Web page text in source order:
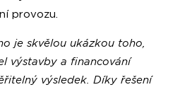
provozu.
je skvělou ukázkou toho,
výstavby a financování
výsledek. Díky řešení